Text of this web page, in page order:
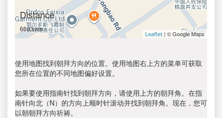
Distance
6603 km
Leaflet | © Google Maps
使用地图找到朝拜方向的位置。使用地图右上方的菜单可获取
您所在位置的不同地图偏好设置。
如果要使用指南针找到朝拜方向，请使用上方的朝拜角。在指
南针向北（N）的方向上顺时针滚动并找到朝拜角。现在，您可
以朝朝拜方向祈祷。